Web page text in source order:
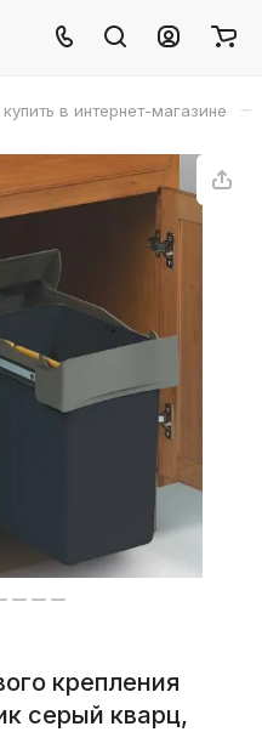
в интернет-магазине –
крепления
серый кварц,